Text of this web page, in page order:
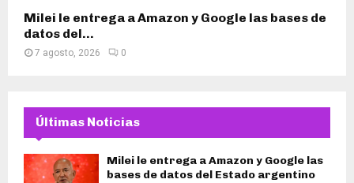
Milei le entrega a Amazon y Google las bases de
datos del...
7 agosto, 2026 0
Últimas Noticias
Milei le entrega a Amazon y Google las
bases de datos del Estado argentino